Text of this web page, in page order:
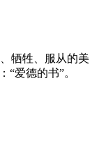
牺牲、服从的美
爱德的书”。